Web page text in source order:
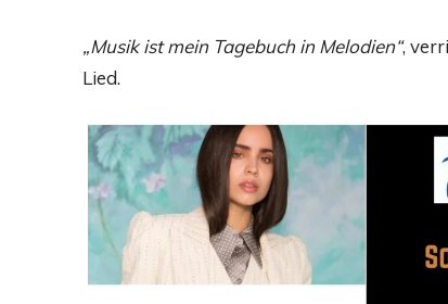
„Musik ist mein Tagebuch in Melodien“,
Lied.